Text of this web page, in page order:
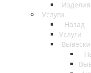
Услуги
Назад
Услуги
Вывески